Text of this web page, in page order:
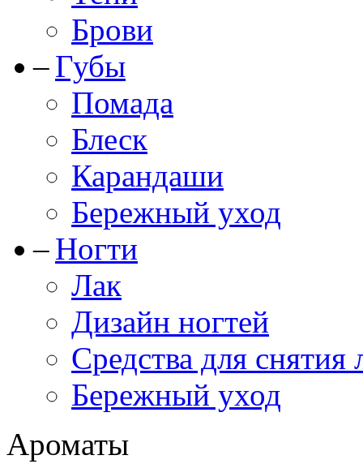
Брови
Губы
Помада
Блеск
Карандаши
Бережный уход
Ногти
Лак
Дизайн ногтей
Средства для снятия
Бережный уход
Ароматы